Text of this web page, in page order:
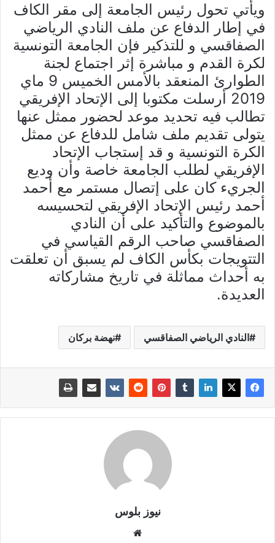
ويأتي تحول رئيس الجامعة إلى مقر الكاف
في إطار الدفاع عن ملف النادي الرياضي
الصفاقسي و للتذكير فإن الجامعة التونسية
لكرة القدم و مباشرة إثر اجتماع لجنة
الطوارئ المنعقد بالأمس الخميس 9 ماي
2019 أرسلت مكتوبا إلى الإتحاد الإفريقي
تطالب فيه تحديد موعد لحضور ممثل عنها
يتولى تقديم ملف شامل للدفاع عن ممثل
الكرة التونسية و قد إستجاب الإتحاد
الإفريقي لطلب الجامعة خاصة وأن وديع
الجريء كان على إتصال مستمر مع أحمد
أحمد رئيس الإتحاد الإفريقي لتحسيسه
بالموضوع والتأكيد على أن النادي
الصفاقسي صاحب الرقم القياسي في
التتويجات بكأس الكاف لم يسبق أن تعلقت
به أحداث مماثلة في تاريخ مشاركاته
العديدة.
النادي الرياضي الصفاقسي نهضة بركان
نيوز بلوس